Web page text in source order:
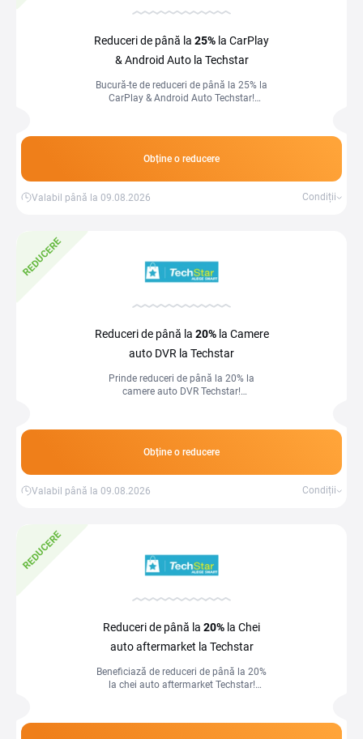
Reduceri de până la 25% la CarPlay
& Android Auto la Techstar
Bucură-te de reduceri de până la 25% la
CarPlay & Android Auto Techstar!
Obține o reducere
Valabil până la 09.08.2026 Condiții
REDUCERE
Reduceri de până la 20%la Camere
auto DVR la Techstar
Prinde reduceri de până la 20% la
camere auto DVR Techstar!
Obține o reducere
Valabil până la 09.08.2026 Condiții
REDUCERE
Reduceri de până la 20% la Chei
auto aftermarket la Techstar
Beneficiază de reduceri de până la 20%
la chei auto aftermarket Techstar!